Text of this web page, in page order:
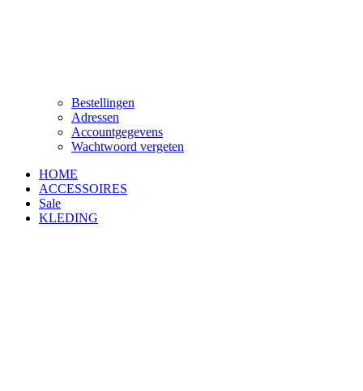
Bestellingen
Adressen
Accountgegevens
Wachtwoord vergeten
HOME
ACCESSOIRES
Sale
KLEDING